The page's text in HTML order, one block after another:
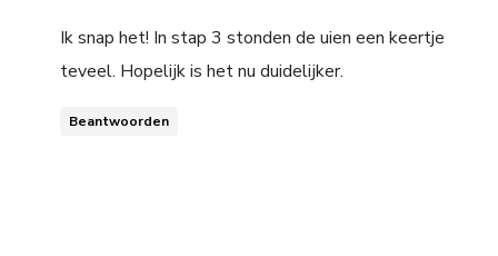
Ik snap het! In stap 3 stonden de uien een keertje
teveel. Hopelijk is het nu duidelijker.
Beantwoorden